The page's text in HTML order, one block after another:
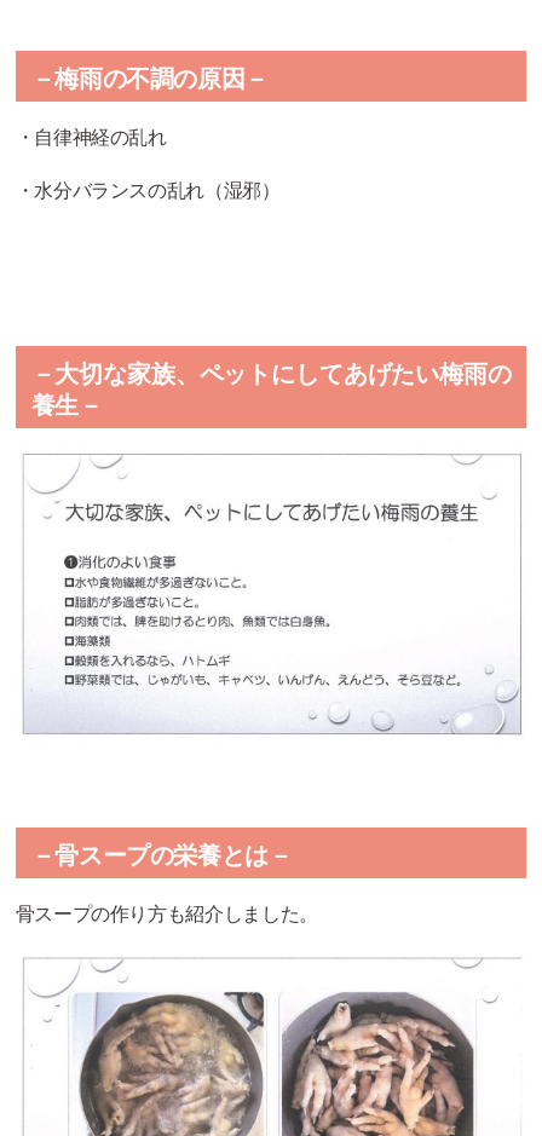
－梅雨の不調の原因－
・自律神経の乱れ
・水分バランスの乱れ（湿邪）
－大切な家族、ペットにしてあげたい梅雨の
養生－
－骨スープの栄養とは－
骨スープの作り方も紹介しました。